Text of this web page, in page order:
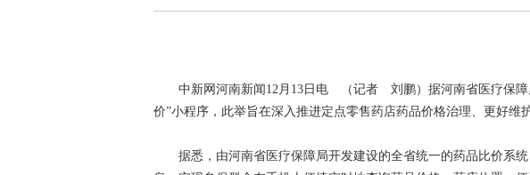
中新网河南新闻12月13日电 （记者 刘鹏）据河南省医疗保障
价”小程序，此举旨在深入推进定点零售药店药品价格治理、更好维
据悉，由河南省医疗保障局开发建设的全省统一的药品比价系统